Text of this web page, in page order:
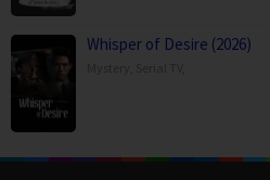
Whisper of Desire (2026)